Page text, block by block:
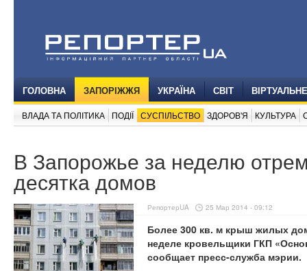
ГОЛОВНА ЗАПОРІЖЖЯ УКРАЇНА СВІТ
ВЛАДА ТА ПОЛІТИКА ПОДІЇ СУСПІЛЬСТВО ЗДОРОВ'Я КУЛЬТУРА
В Запорожье за неделю
десятка домов
РепортерUA 25 Мар 2014 - 09:12
Более 300 кв. м крыш жилых
неделе кровельщики ГКП
сообщает пресс-служба мэрии.